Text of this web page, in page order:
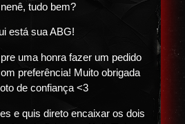
tudo bem?
está sua ABG!
uma honra fazer um pedido
preferência! Muito obrigada
de confiança <3
e quis direto encaixar os dois